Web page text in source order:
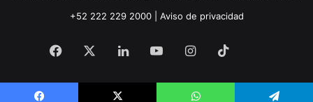
+52 222 229 2000 | Aviso de privacidad
Facebook LinkedInYouTubeInstagram